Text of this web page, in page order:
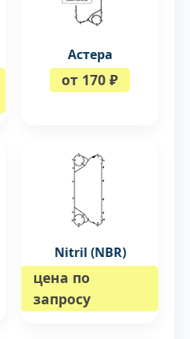
Астера
от 170 ₽
Nitril (NBR)
цена по
запросу